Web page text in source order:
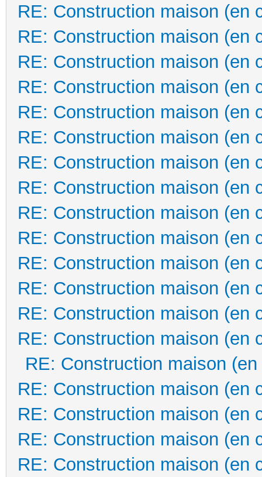
RE: Construction maison (en
RE: Construction maison (en
RE: Construction maison (en
RE: Construction maison (en
RE: Construction maison (en
RE: Construction maison (en
RE: Construction maison (en
RE: Construction maison (en
RE: Construction maison (en
RE: Construction maison (en
RE: Construction maison (en
RE: Construction maison (en
RE: Construction maison (en
RE: Construction maison (en
RE: Construction maison
RE: Construction maison (en
RE: Construction maison (en
RE: Construction maison (en
RE: Construction maison (en